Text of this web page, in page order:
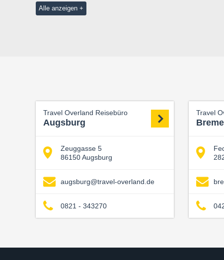
Alle anzeigen
Travel Overland Reisebüro
Augsburg
Zeuggasse 5
86150 Augsburg
augsburg@travel-overland.de
0821 - 343270
Travel